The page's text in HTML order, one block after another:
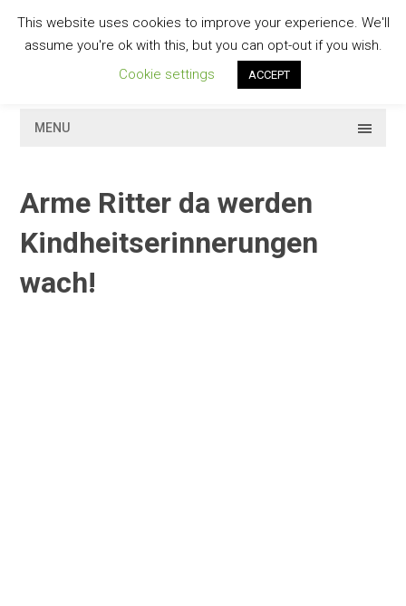
contentGESCHMACKVOLL
MENU
Arme Ritter da werden
Kindheitserinnerungen
wach!
This website uses cookies to improve your experience. We'll
assume you're ok with this, but you can opt-out if you wish.
Cookie settings
ACCEPT